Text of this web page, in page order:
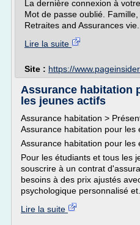
La dernière connexion à
Mot de passe oublié.
Retraites and Assurances
Lire la suite
Site : https://
Assurance habitation
les jeunes actifs
Assurance habitation >
Assurance habitation pour les
Assurance habitation pour les
Pour les étudiants et tous les
souscrire à un contrat
besoins à des prix ajustés
psychologique personnalisé et...
Lire la suite